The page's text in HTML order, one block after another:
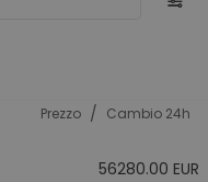
Prezzo / Cambio 24h
56280.00 EUR